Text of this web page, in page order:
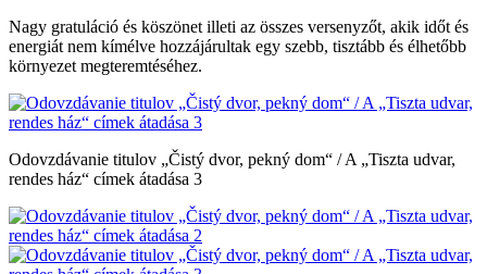
Nagy gratuláció és köszönet illeti az összes versenyzőt, akik időt és
energiát nem kímélve hozzájárultak egy szebb, tisztább és élhetőbb
környezet megteremtéséhez.
Odovzdávanie titulov „Čistý dvor, pekný dom“ / A „Tiszta udvar,
rendes ház“ címek átadása 3